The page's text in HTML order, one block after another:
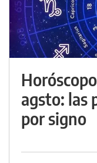
agsto: las
por signo